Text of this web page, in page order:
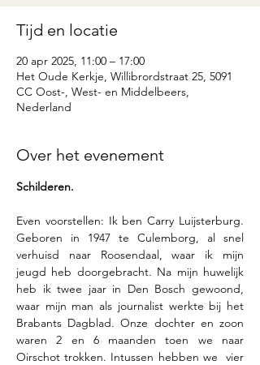
Tijd en locatie
20 apr 2025, 11:00 – 17:00
Het Oude Kerkje, Willibrordstraat 25, 5091
CC Oost-, West- en Middelbeers,
Nederland
Over het evenement
Schilderen.
Even voorstellen: Ik ben Carry Luijsterburg.
Geboren in 1947 te Culemborg, al snel
verhuisd naar Roosendaal, waar ik mijn
jeugd heb doorgebracht. Na mijn huwelijk
heb ik twee jaar in Den Bosch gewoond,
waar mijn man als journalist werkte bij het
Brabants Dagblad. Onze dochter en zoon
waren 2 en 6 maanden toen we naar
Oirschot trokken. Intussen hebben we  vier